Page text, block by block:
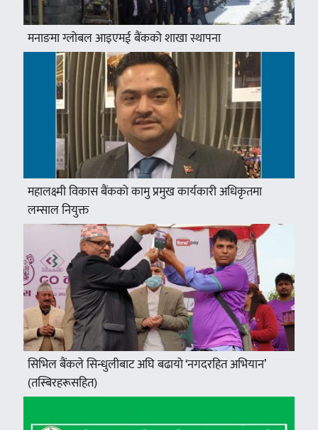
मनाङमा ग्लोबल आइएमई बैंकको शाखा स्थापना
महालक्ष्मी विकास बैंकको कामु प्रमुख कार्यकारी अधिकृतमा
लम्साल नियुक्त
सिभिल बैंकले सिन्धुलीबाट अघि बढायो ‘नगदरहित अभियान’
(तस्बिरहरूसहित)